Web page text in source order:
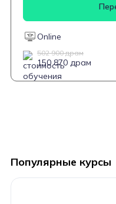
обучать
совместно с
сертифицирован
соответствие
Online
502 900 драм
150 870 драм
Популярные курсы